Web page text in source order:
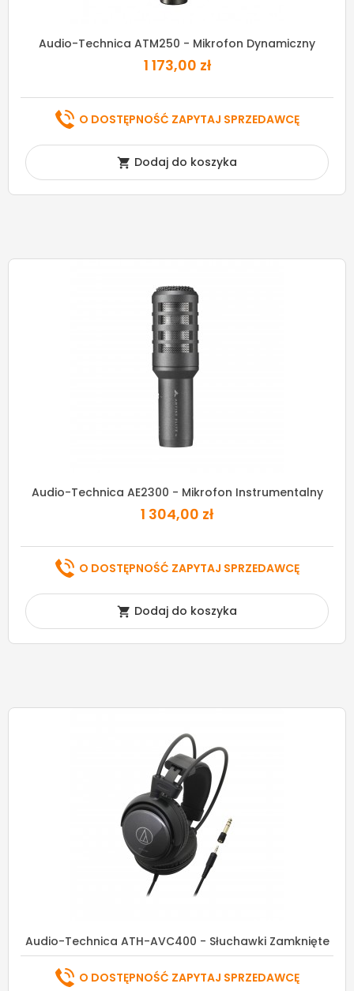
Audio-Technica ATM250 - Mikrofon Dynamiczny
1 173,00 zł
O DOSTĘPNOŚĆ ZAPYTAJ SPRZEDAWCĘ
 Dodaj do koszyka
Audio-Technica AE2300 - Mikrofon Instrumentalny
1 304,00 zł
O DOSTĘPNOŚĆ ZAPYTAJ SPRZEDAWCĘ
 Dodaj do koszyka
Audio-Technica ATH-AVC400 - Słuchawki Zamknięte
O DOSTĘPNOŚĆ ZAPYTAJ SPRZEDAWCĘ